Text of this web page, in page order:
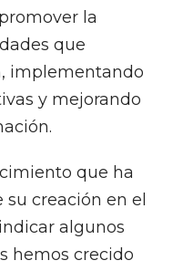
la
que
implementando
y mejorando
que ha
creación en el
algunos
hemos crecido